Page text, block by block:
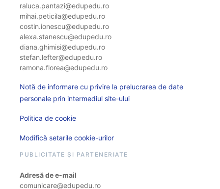
raluca.pantazi@edupedu.ro
mihai.peticila@edupedu.ro
costin.ionescu@edupedu.ro
alexa.stanescu@edupedu.ro
diana.ghimisi@edupedu.ro
stefan.lefter@edupedu.ro
ramona.florea@edupedu.ro
Notă de informare cu privire la prelucrarea de date
personale prin intermediul site-ului
Politica de cookie
Modifică setarile cookie-urilor
PUBLICITATE ȘI PARTENERIATE
Adresă de e-mail
comunicare@edupedu.ro